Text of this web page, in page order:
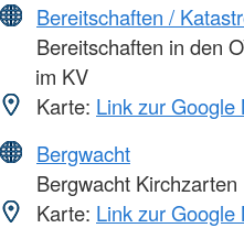
Bereitschaften /
Bereitschaften in den
im KV
Karte: Link zur Google
Bergwacht
Bergwacht Kirchzarten
Karte: Link zur Google